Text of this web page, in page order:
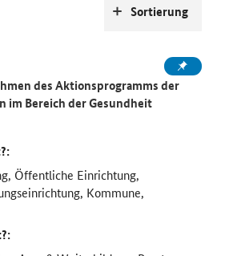
des Aktionsprogramms der
im Bereich der Gesundheit
Öffentliche Einrichtung,
Kommune,
Sortierung